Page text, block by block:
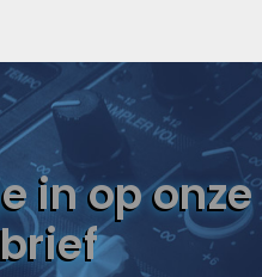
in op onze